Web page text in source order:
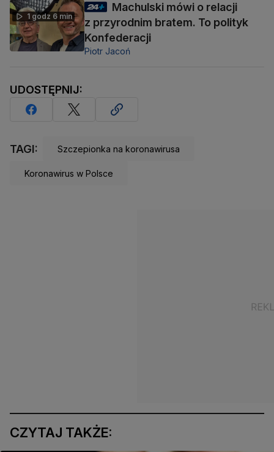
1 godz 6 min
Machulski mówi o relacji
z przyrodnim bratem. To polityk
Konfederacji
Piotr Jacoń
UDOSTĘPNIJ:
TAGI: Szczepionka na koronawirusa
Koronawirus w Polsce
CZYTAJ TAKŻE: